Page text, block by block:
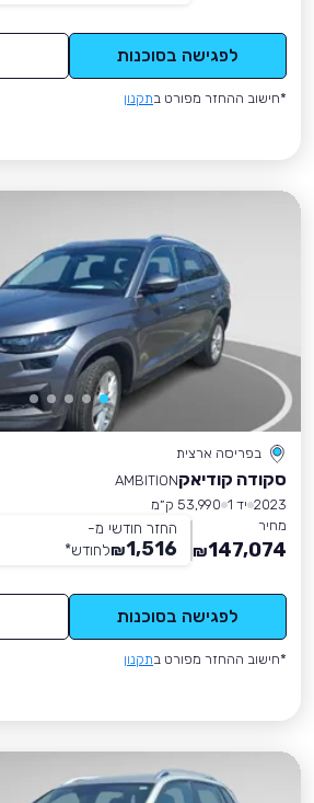
לפגישה בסוכנות
*חישוב ההחזר מפורט בתקנון
בפריסה ארצית
סקודה קודיאקAMBITION
2023 יד 1
53,990 ק״מ
מחיר
147,074
₪
החזר חודשי מ-
1,516
₪לחודש*
לפגישה בסוכנות
*חישוב ההחזר מפורט בתקנון